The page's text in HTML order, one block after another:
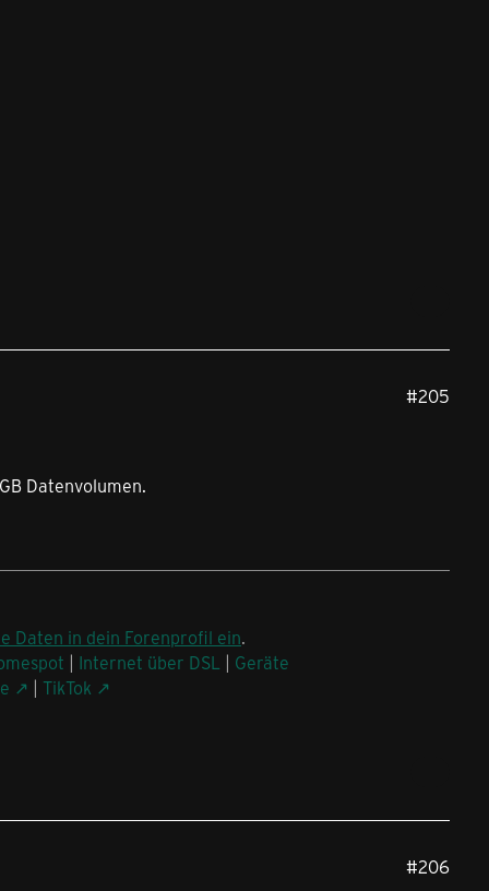
#205
Datenvolumen.
Daten in dein Forenprofil ein.
| Internet über DSL | Geräte
| TikTok
#206